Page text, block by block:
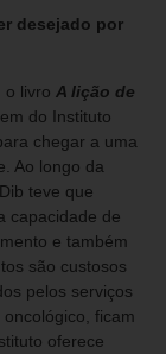
desejado por
o livro A lição de
do Instituto
chegar a uma
Ao longo da
teve que
capacidade de
e também
são custosos
pelos serviços
ficam
oferece